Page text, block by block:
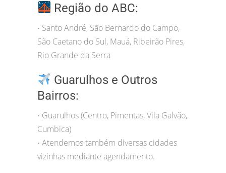
Região do ABC:
• Santo André, São Bernardo do Campo,
São Caetano do Sul, Mauá, Ribeirão Pires,
Rio Grande da Serra
Guarulhos e Outros
Bairros:
• Guarulhos (Centro, Pimentas, Vila Galvão,
Cumbica)
• Atendemos também diversas cidades
vizinhas mediante agendamento.